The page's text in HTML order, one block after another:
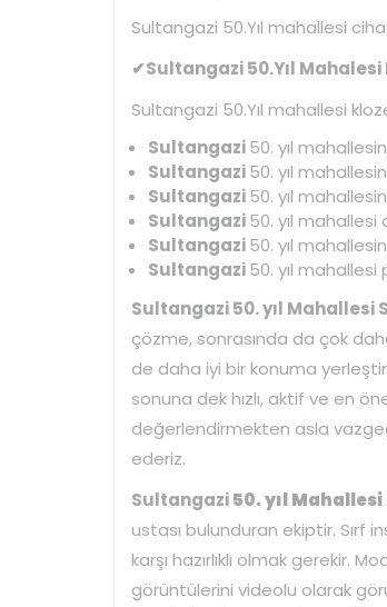
Sultangazi 50.Yıl mahallesi
✔Sultangazi 50.Yıl
Sultangazi 50.Yıl mahallesi
Sultangazi50. yıl
Sultangazi50. yıl
Sultangazi50. yıl
Sultangazi50. yıl
Sultangazi50. yıl
Sultangazi50. yıl
Sultangazi 50. yıl Mahallesi
çözme, sonrasında da çok
de daha iyi bir konuma
sonuna dek hızlı, aktif ve en
değerlendirmekten asla
ederiz.
Sultangazi50. yıl Mahallesi
ustası bulunduran ekiptir. Sırf
karşı hazırlıklı olmak gerekir.
görüntülerini videolu olarak